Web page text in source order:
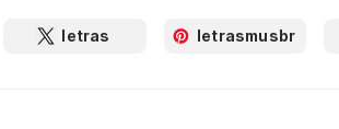
letras letrasmusbr